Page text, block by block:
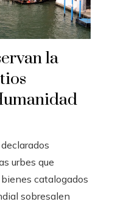
la
urbes que
catalogados
sobresalen